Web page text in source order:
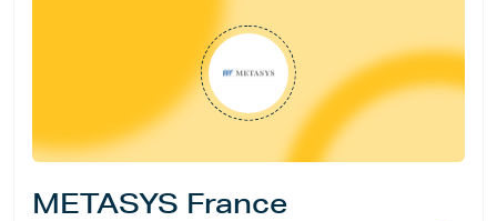
METASYS France